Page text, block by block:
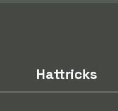
Hattricks